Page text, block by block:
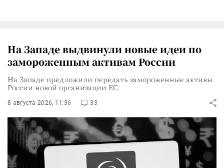
На Западе выдвинули новые идеи по
замороженным активам России
На Западе предложили передать замороженные активы
России новой организации ЕС
8 августа 2026, 11:36 33